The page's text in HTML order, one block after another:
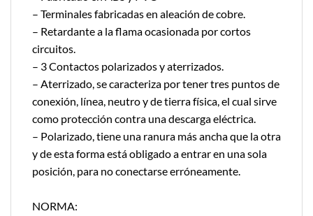
– Terminales fabricadas en aleación de cobre.
– Retardante a la flama ocasionada por cortos
circuitos.
– 3 Contactos polarizados y aterrizados.
– Aterrizado, se caracteriza por tener tres puntos de
conexión, línea, neutro y de tierra física, el cual sirve
como protección contra una descarga eléctrica.
– Polarizado, tiene una ranura más ancha que la otra
y de esta forma está obligado a entrar en una sola
posición, para no conectarse erróneamente.
NORMA: